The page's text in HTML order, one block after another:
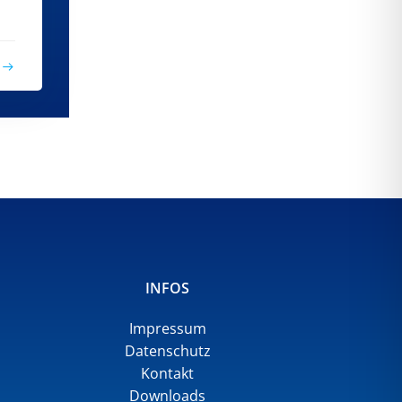
INFOS
Impressum
Datenschutz
Kontakt
Downloads